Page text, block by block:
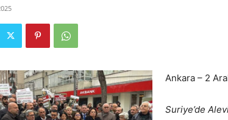
Ankara – 2
Suriye’de